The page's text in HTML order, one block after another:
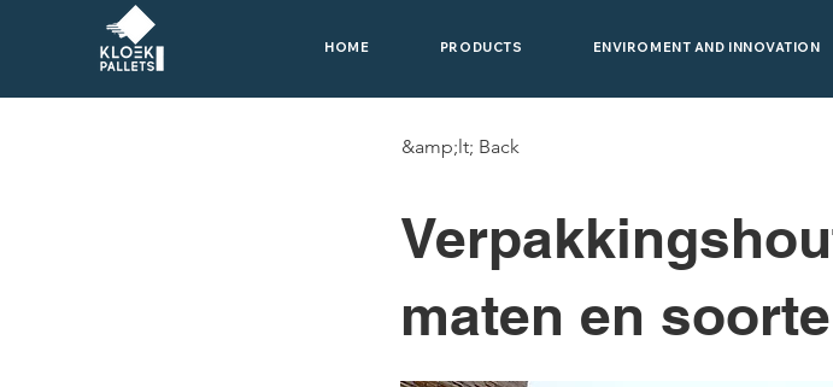
HOME PRODUCTS ENVIROMENT AND INNOVATION
&amp;lt; Back
maten en